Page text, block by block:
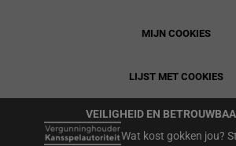
MIJN COOKIES
LIJST MET COOKIES
VEILIGHEID EN
Wat kost gokken jou?